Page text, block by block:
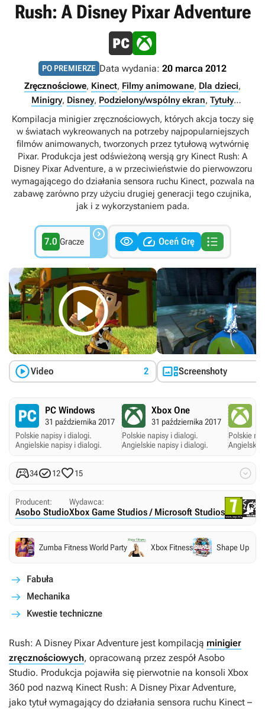
Rush: A Disney Pixar Adventure
PO PREMIERZE Data wydania: 20 marca 2012
Zręcznościowe, Kinect, Filmy animowane, Dla dzieci,
Minigry, Disney, Podzielony/wspólny ekran, Tytuły
ekskluzywne Xbox
Xbox Game Pass Ultimate , Multiplayer
Singleplayer,Xbox Game Pass Premium,PC Game Pass
Kompilacja minigier zręcznościowych, których akcja toczy się
w światach wykreowanych na potrzeby najpopularniejszych
filmów animowanych, tworzonych przez tytułową wytwórnię
Pixar. Produkcja jest odświeżoną wersją gry Kinect Rush: A
Disney Pixar Adventure, a w przeciwieństwie do pierwowzoru
wymagającego do działania sensora ruchu Kinect, pozwala na
zabawę zarówno przy użyciu drugiej generacji tego czujnika,
jak i z wykorzystaniem pada.
7.0 Gracze    Oceń Grę 

Video 2 Screenshoty
PC Windows
31 października 2017
Polskie napisy i dialogi.
Angielskie napisy i dialogi.
Xbox One
31 października 2017
Polskie napisy i dialogi.
Angielskie napisy i dialogi.
Polskie
Angielskie
341215 
Producent:
Asobo Studio
Wydawca:
Xbox Game Studios / Microsoft Studios
Zumba Fitness World Party Xbox Fitness Shape Up
Fabuła
Mechanika
Kwestie techniczne
Rush: A Disney Pixar Adventure jest kompilacją minigier
zręcznościowych, opracowaną przez zespół Asobo
Studio. Produkcja pojawiła się pierwotnie na konsoli Xbox
360 pod nazwą Kinect Rush: A Disney Pixar Adventure,
jako tytuł wymagający do działania sensora ruchu Kinect –